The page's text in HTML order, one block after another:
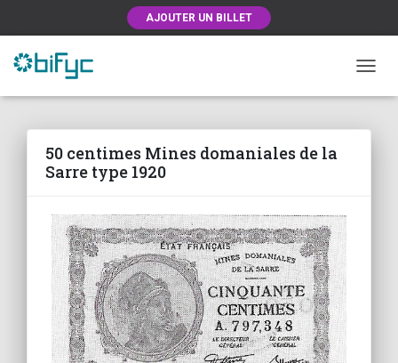
AJOUTER UN BILLET
50 centimes Mines domaniales de la
Sarre type 1920